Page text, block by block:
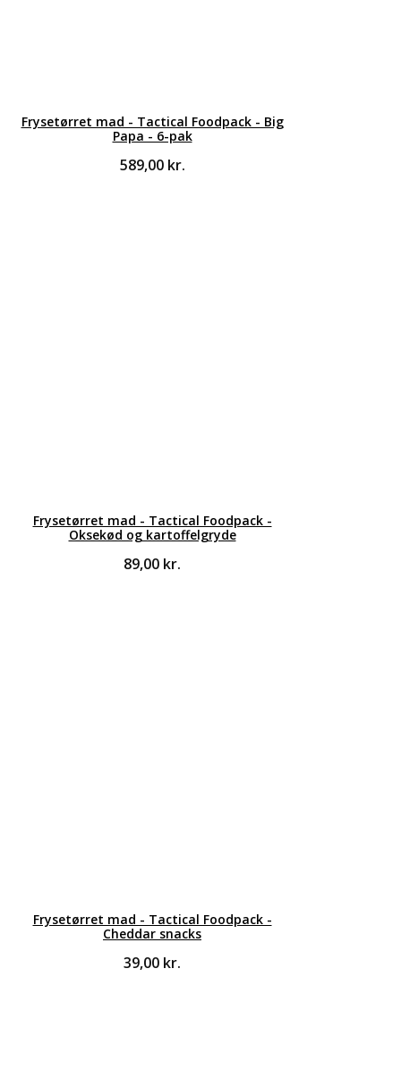
Frysetørret mad - Tactical Foodpack - Big
Papa - 6-pak
589,00 kr.
Frysetørret mad - Tactical Foodpack -
Oksekød og kartoffelgryde
89,00 kr.
Frysetørret mad - Tactical Foodpack -
Cheddar snacks
39,00 kr.